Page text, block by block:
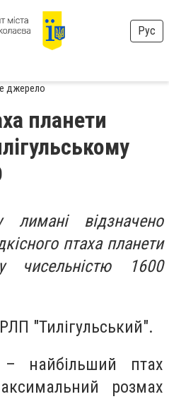
Рус
джерело
планети
лимані відзначено
птаха планети
чисельністю 1600
РЛП "Тилігульський".
найбільший птах
розмах